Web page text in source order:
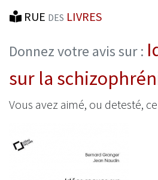
RUE DES LIVRES
Donnez votre avis sur :
sur la
Vous avez aimé, ou detesté,